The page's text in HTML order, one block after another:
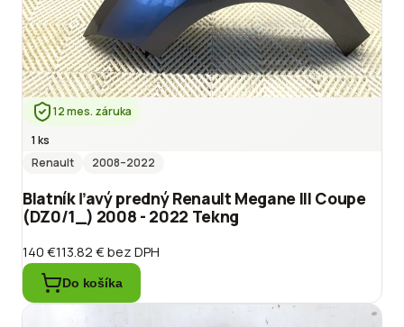
12 mes. záruka
1 ks
Renault
2008–2022
Blatník ľavý predný Renault Megane III Coupe
(DZ0/1_) 2008 - 2022 Tekng
140 €113.82 €bez DPH
Do košíka